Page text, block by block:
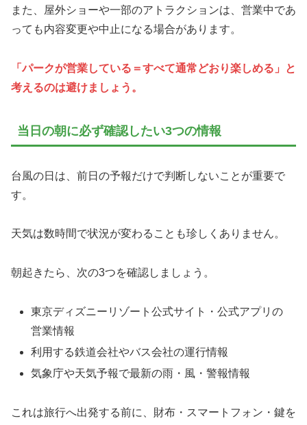
また、屋外ショーや一部のアトラクションは、営業中であ
っても内容変更や中止になる場合があります。
「パークが営業している＝すべて通常どおり楽しめる」と
考えるのは避けましょう。
当日の朝に必ず確認したい3つの情報
台風の日は、前日の予報だけで判断しないことが重要で
す。
天気は数時間で状況が変わることも珍しくありません。
朝起きたら、次の3つを確認しましょう。
東京ディズニーリゾート公式サイト・公式アプリの
営業情報
利用する鉄道会社やバス会社の運行情報
気象庁や天気予報で最新の雨・風・警報情報
これは旅行へ出発する前に、財布・スマートフォン・鍵を